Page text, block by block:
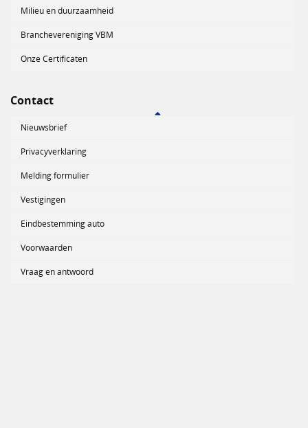
Milieu en duurzaamheid
Branchevereniging VBM
Onze Certificaten
Contact
Nieuwsbrief
Privacyverklaring
Melding formulier
Vestigingen
Eindbestemming auto
Voorwaarden
Vraag en antwoord